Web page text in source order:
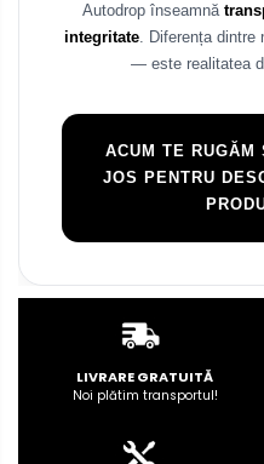
Autodrop înseamnă
integritate. Diferența dintre
— este realitatea
ACUM TE RUGĂM
JOS PENTRU
LIVRARE GRATUITĂ
Noi plătim transportul!